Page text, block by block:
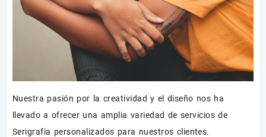
Nuestra pasión por la creatividad y el diseño nos ha
llevado a ofrecer una amplia variedad de servicios de
Serigrafia personalizados para nuestros clientes.